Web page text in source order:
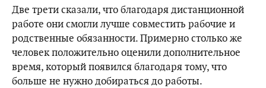
Две трети сказали, что благодаря дистанционной
работе они смогли лучше совместить рабочие и
родственные обязанности. Примерно столько же
человек положительно оценили дополнительное
время, который появился благодаря тому, что
больше не нужно добираться до работы.